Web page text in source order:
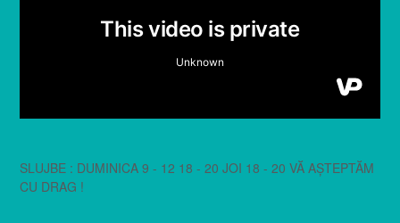
SLUJBE : DUMINICA 9 - 12 18 - 20 JOI 18 - 20 VĂ AȘTEPTĂM
CU DRAG !